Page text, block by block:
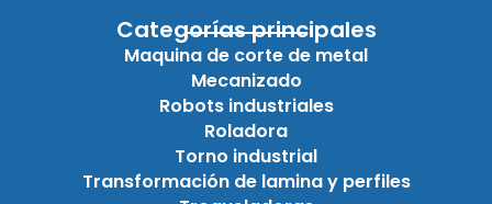
Categorías principales
Maquina de corte de metal
Mecanizado
Robots industriales
Roladora
Torno industrial
Transformación de lamina y perfiles